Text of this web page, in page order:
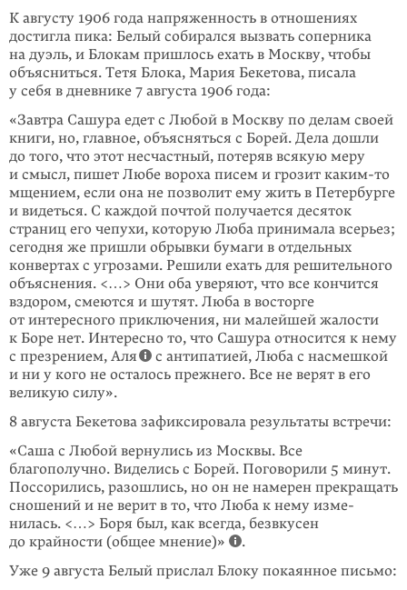
К августу 1906 года напряженность в отношениях
достигла пика: Белый собирался вызвать соперника
на дуэль, и Блокам пришлось ехать в Москву, чтобы
объясниться. Тетя Блока, Мария Бекетова, писала
у себя в дневнике 7 августа 1906 года:
«Завтра Сашура едет с Любой в Москву по делам своей
книги, но, глав­ное, объясняться с Борей. Дела дошли
до того, что этот несчастный, потеряв всякую меру
и смысл, пишет Любе вороха писем и грозит каким-то
мщением, если она не позволит ему жить в Петербурге
и видеться. С каждой почтой получается десяток
страниц его чепухи, которую Люба принимала всерьез;
сегодня же пришли обрывки бумаги в отдельных
конвертах с угрозами. Решили ехать для решительного
объяснения. <…> Они оба уверяют, что все кончится
вздором, смеются и шутят. Люба в восторге
от интересного приключения, ни малейшей жалости
к Боре нет. Интересно то, что Сашура относится к нему
с пре­зрением, Аля
с антипатией, Люба с насмешкой
и ни у кого не осталось прежнего. Все не верят в его
великую силу».
8 августа Бекетова зафиксировала результаты встречи:
«Саша с Любой вернулись из Москвы. Все
благополучно. Виделись с Борей. Поговорили 5 минут.
Поссорились, разошлись, но он не на­мерен прекращать
сношений и не верит в то, что Люба к нему изме­
нилась. <…> Боря был, как всегда, безвкусен
до крайности (общее мнение)»
.
Уже 9 августа Белый прислал Блоку покаянное письмо: